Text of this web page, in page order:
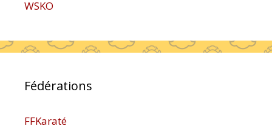
WSKO
Fédérations
FFKaraté